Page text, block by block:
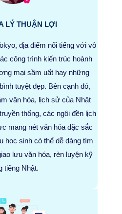
LÝ THUẬN LỢI
địa điểm nổi tiếng với vô
công trình kiến trúc hoành
mại sầm uất hay những
tuyệt đẹp. Bên cạnh đó,
văn hóa, lịch sử của Nhật
thống, các ngôi đền lịch
mang nét văn hóa đặc sắc
học sinh có thể dễ dàng tìm
lưu văn hóa, rèn luyện kỹ
tiếng Nhật.